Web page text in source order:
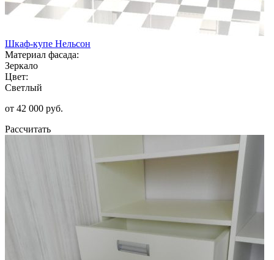
Шкаф-купе Нельсон
Материал фасада:
Зеркало
Цвет:
Светлый
от 42 000 руб.
Рассчитать